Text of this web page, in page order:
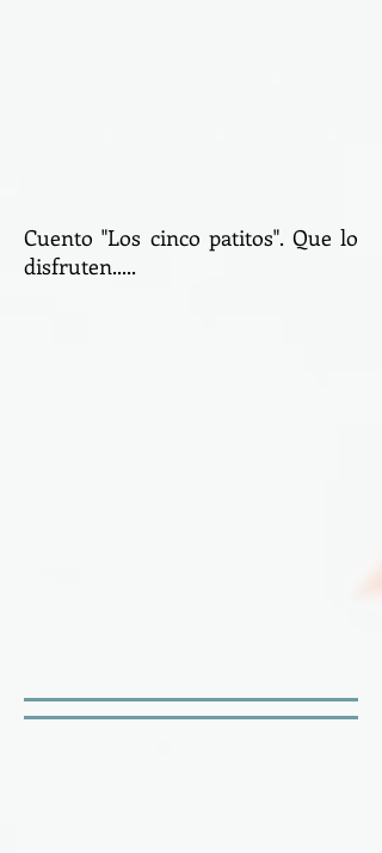
Cuento "Los cinco patitos". Que lo
disfruten.....